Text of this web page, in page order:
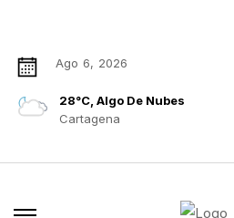
Ago 6, 2026
28°C, Algo De Nubes
Cartagena